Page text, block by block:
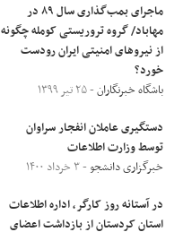
ماجرای بمب‌گذاری سال ۸۹ در
مهاباد/ گروه تروریستی کومله چگونه
از نیروهای امنیتی ایران رودست
خورد؟
باشگاه خبرنگاران- ۲۵ تیر ۱۳۹۹
دستگیری عاملان انفجار سراوان
توسط وزارت اطلاعات
خبرگزاری دانشجو- ۳ خرداد ۱۴۰۰
در آستانه روز کارگر، اداره اطلاعات
استان کردستان از بازداشت اعضای